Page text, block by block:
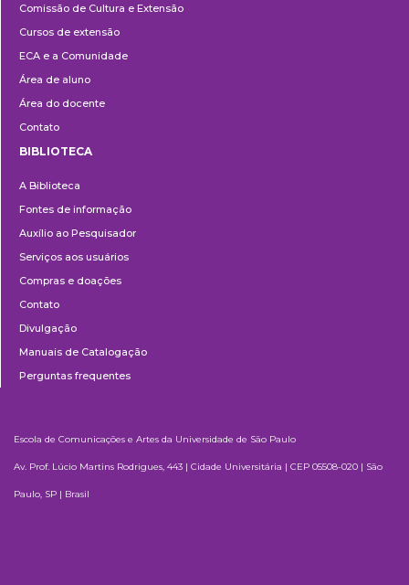
e
Extensão
Comissão de Cultura e Extensão
Cursos de extensão
ECA e a Comunidade
Área de aluno
Área do docente
Contato
BIBLIOTECA
A Biblioteca
Fontes de informação
Auxílio ao Pesquisador
Serviços aos usuários
Compras e doações
Contato
Divulgação
Manuais de Catalogação
Perguntas frequentes
Escola de Comunicações e Artes da Universidade de São Paulo
Av. Prof. Lúcio Martins Rodrigues, 443 | Cidade Universitária | CEP 05508-020 | São
Paulo, SP | Brasil